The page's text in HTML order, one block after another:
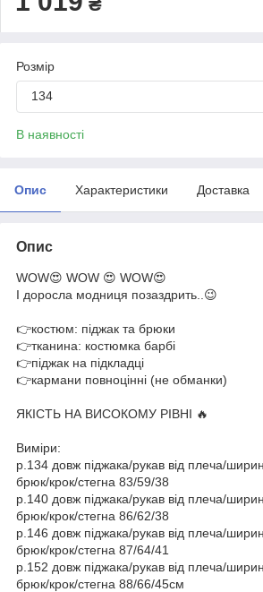
Розмір
134
В наявності
Опис Характеристики Доставка
Опис
WOW😍 WOW 😍 WOW😍
І доросла модниця позаздрить..😉
👉костюм: піджак та брюки
👉тканина: костюмка барбі
👉піджак на підкладці
👉кармани повноцінні (не обманки)
ЯКІСТЬ НА ВИСОКОМУ РІВНІ 🔥
Виміри:
р.134 довж піджака/рукав від плеча/
брюк/крок/стегна 83/59/38
р.140 довж піджака/рукав від плеча/
брюк/крок/стегна 86/62/38
р.146 довж піджака/рукав від плеча/
брюк/крок/стегна 87/64/41
р.152 довж піджака/рукав від плеча/
брюк/крок/стегна 88/66/45см